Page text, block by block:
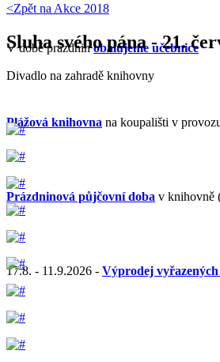
V době prázdninobalujeme učebnice
Plážová knihovna na koupališti v
Prázdninová půjčovní doba v knihovně
17.8. - 11.9.2026 - Výprodej
<Zpět na Akce 2018
Sluha svého pána - 21.
Divadlo na zahradě knihovny